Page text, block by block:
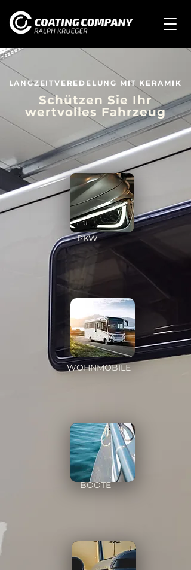
LANGZEITVEREDELUNG MIT KERAMIK
Schützen Sie Ihr
wertvolles Fahrzeug
PKW
WOHNMOBILE
BOOTE